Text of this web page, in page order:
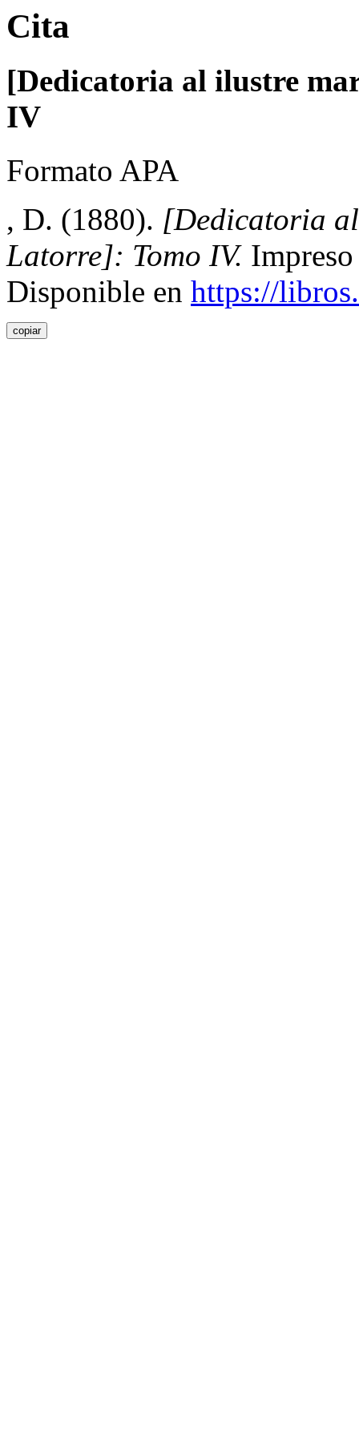
Cita
[Dedicatoria al ilustre
IV
Formato APA
, D. (1880). [Dedicatoria
Latorre]: Tomo IV.
Disponible en https://
copiar